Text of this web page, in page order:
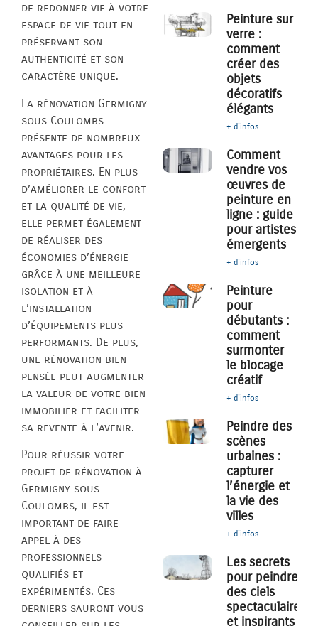
de redonner vie à votre
espace de vie tout en
préservant son
authenticité et son
caractère unique.
La rénovation Germigny
sous Coulombs
présente de nombreux
avantages pour les
propriétaires. En plus
d’améliorer le confort
et la qualité de vie,
elle permet également
de réaliser des
économies d’énergie
grâce à une meilleure
isolation et à
l’installation
d’équipements plus
performants. De plus,
une rénovation bien
pensée peut augmenter
la valeur de votre bien
immobilier et faciliter
sa revente à l’avenir.
Pour réussir votre
projet de rénovation à
Germigny sous
Coulombs, il est
important de faire
appel à des
professionnels
qualifiés et
expérimentés. Ces
derniers sauront vous
Peinture sur
verre :
comment
créer des
objets
décoratifs
élégants
+ d'infos
Comment
vendre vos
œuvres de
peinture en
ligne : guide
pour artistes
émergents
+ d'infos
Peinture
pour
débutants :
comment
surmonter
le blocage
créatif
+ d'infos
Peindre des
scènes
urbaines :
capturer
l’énergie et
la vie des
villes
+ d'infos
Les secrets
pour peindre
des ciels
spectaculaires
et inspirants